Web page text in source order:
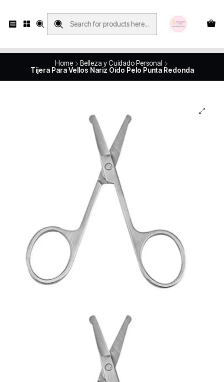
Home
Belleza y Cuidado Personal
Tijera Para Vellos Nariz Oído Pelo Punta Redonda